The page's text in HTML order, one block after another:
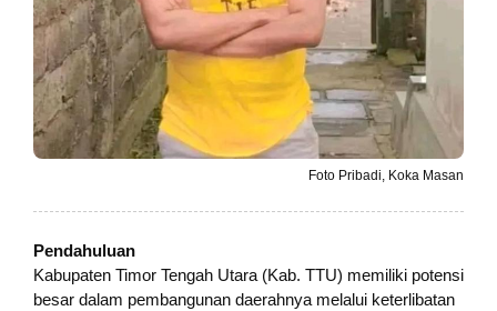
Foto Pribadi, Koka Masan
Pendahuluan
Kabupaten Timor Tengah Utara (Kab. TTU) memiliki potensi
besar dalam pembangunan daerahnya melalui keterlibatan